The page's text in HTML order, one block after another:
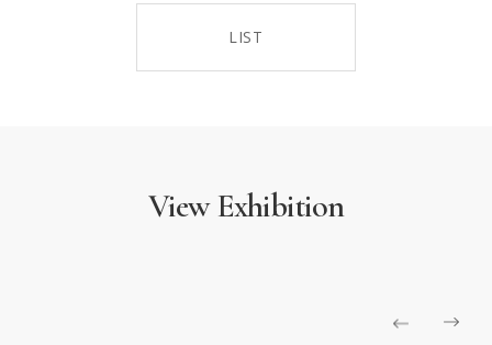
LIST
View Exhibition